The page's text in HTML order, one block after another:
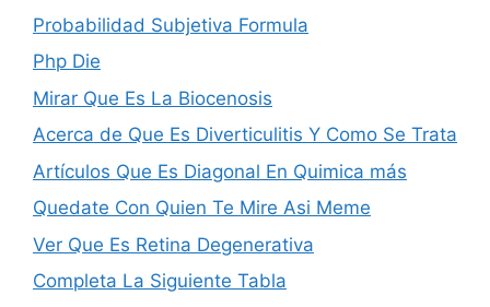
Probabilidad Subjetiva Formula
Php Die
Mirar Que Es La Biocenosis
Acerca de Que Es Diverticulitis Y Como Se Trata
Artículos Que Es Diagonal En Quimica más
Quedate Con Quien Te Mire Asi Meme
Ver Que Es Retina Degenerativa
Completa La Siguiente Tabla